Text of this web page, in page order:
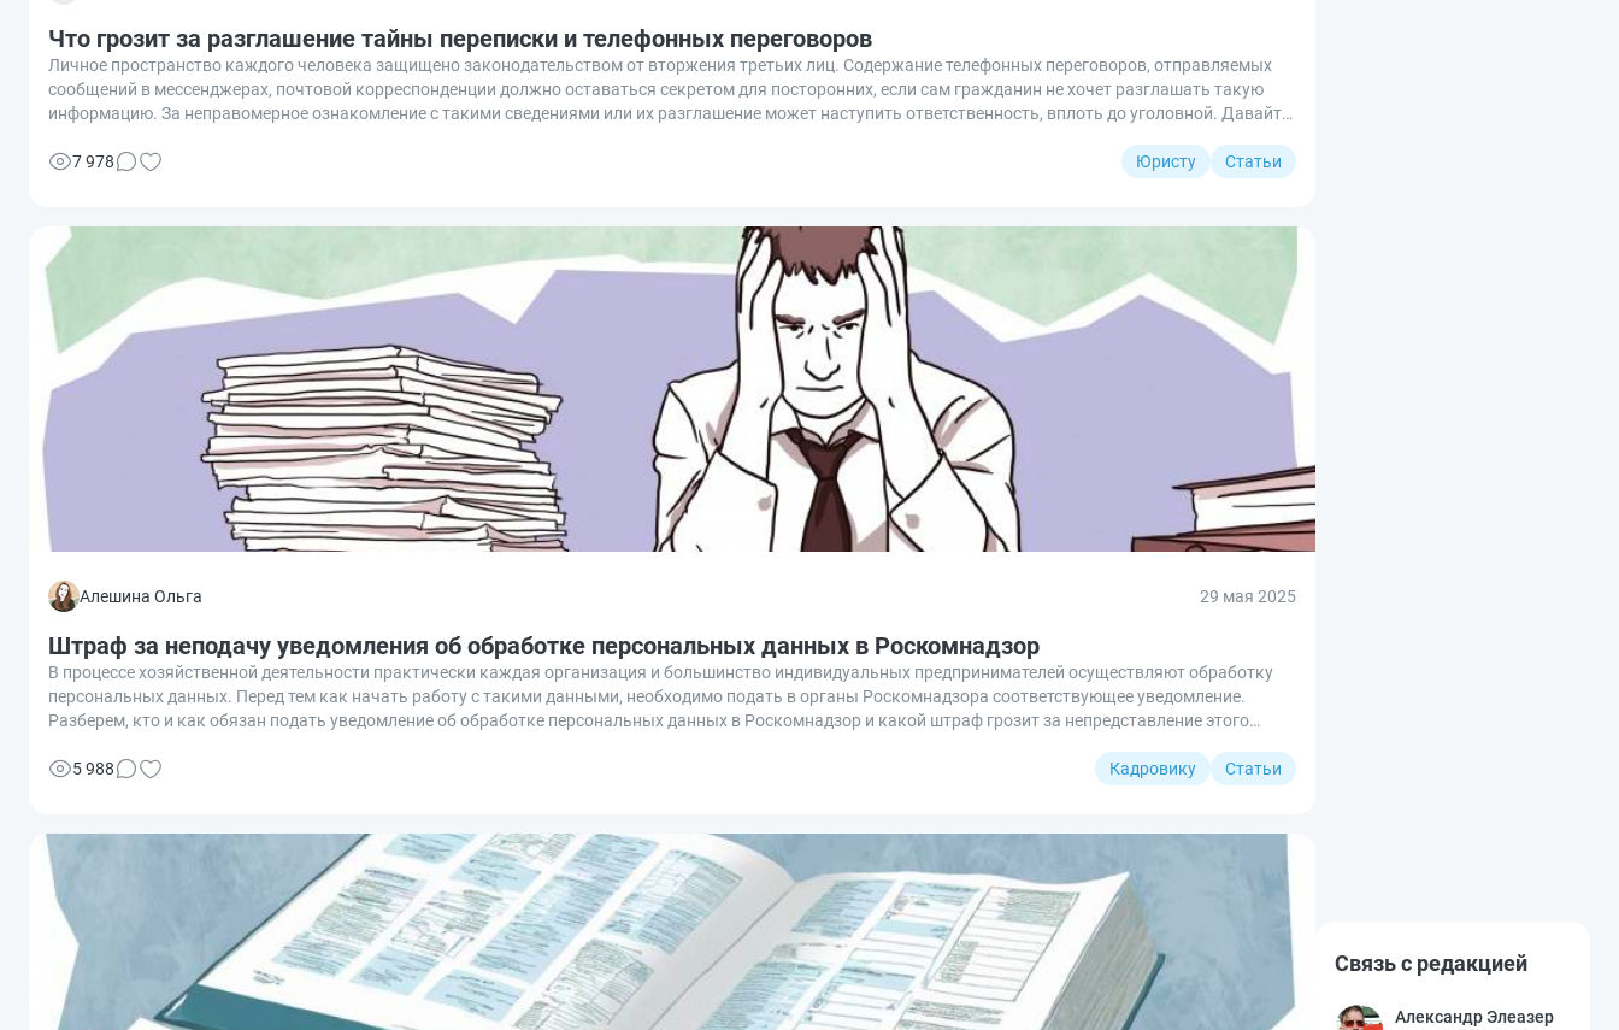
Что грозит за разглашение тайны переписки и телефонных переговоров
Личное пространство каждого человека защищено законодательством от вторжения третьих лиц. Содержание телефонных переговоров, отправляемых
сообщений в мессенджерах, почтовой корреспонденции должно оставаться секретом для посторонних, если сам гражданин не хочет разглашать такую
информацию. За неправомерное ознакомление с такими сведениями или их разглашение может наступить ответственность, вплоть до уголовной. Давайте
Юристу
Статьи
7 978
Алешина Ольга 29 мая 2025
Штраф за неподачу уведомления об обработке персональных данных в Роскомнадзор
В процессе хозяйственной деятельности практически каждая организация и большинство индивидуальных предпринимателей осуществляют обработку
персональных данных. Перед тем как начать работу с такими данными, необходимо подать в органы Роскомнадзора соответствующее уведомление.
Разберем, кто и как обязан подать уведомление об обработке персональных данных в Роскомнадзор и какой штраф грозит за непредставление этого
Кадровику
Статьи
5 988
Связь с редакцией
Александр Элеазер